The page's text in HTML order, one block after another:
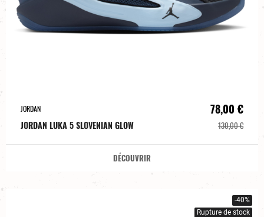
JORDAN
JORDAN LUKA 5 SLOVENIAN GLOW
78,00 €
130,00 €
DÉCOUVRIR
-40%
Rupture de stock